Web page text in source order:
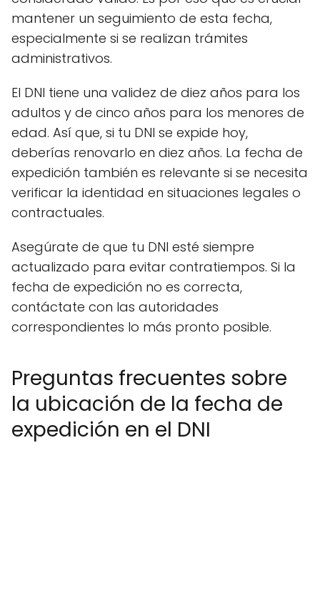
mantener un seguimiento de esta fecha,
especialmente si se realizan trámites
administrativos.
El DNI tiene una validez de diez años para los
adultos y de cinco años para los menores de
edad. Así que, si tu DNI se expide hoy,
deberías renovarlo en diez años. La fecha de
expedición también es relevante si se necesita
verificar la identidad en situaciones legales o
contractuales.
Asegúrate de que tu DNI esté siempre
actualizado para evitar contratiempos. Si la
fecha de expedición no es correcta,
contáctate con las autoridades
correspondientes lo más pronto posible.
Preguntas frecuentes sobre
la ubicación de la fecha de
expedición en el DNI